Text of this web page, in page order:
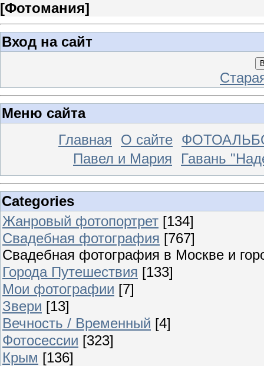
[Фотомания]
Вход на сайт
Меню сайта
Главная
О сайте
Павел и Мария
Гавань
Categories
Жанровый фотопортрет [134]
Свадебная фотография [767]
Свадебная фотография в Москве и
Города Путешествия [133]
Мои фотографии [7]
Звери [13]
Вечность / Временный [4]
Фотосессии [323]
Крым [136]